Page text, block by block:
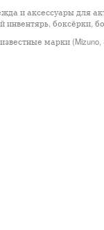
и аксессуары для
боксёрки,
марки (Mizuno,